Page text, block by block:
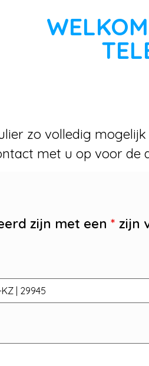
zo volledig mogelijk
met u op voor de
zijn met een * zijn